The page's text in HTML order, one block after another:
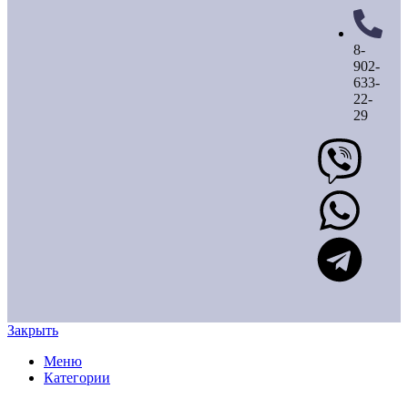
8-
902-
633-
22-
29
Закрыть
Меню
Категории